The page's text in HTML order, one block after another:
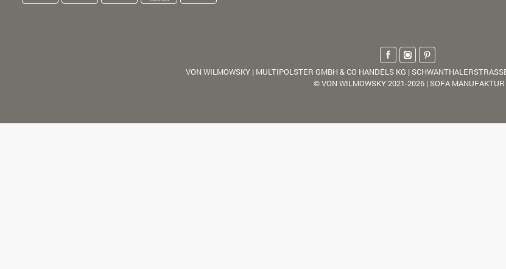
VON WILMOWSKY | MULTIPOLSTER GMBH & CO HANDELS KG |
© VON WILMOWSKY 2021-2026 | SOFA MANUFAKTUR